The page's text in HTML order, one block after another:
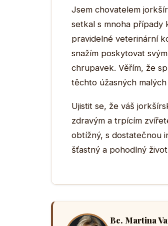
Jsem chovatelem
setkal s mnoha případy
pravidelné veterinární
snažím poskytovat
chrupavek. Věřím, že
těchto úžasných malých
Ujistit se, že váš
zdravým a trpícím
obtížný, s dostatečnou
šťastný a pohodlný
Bc. Martina